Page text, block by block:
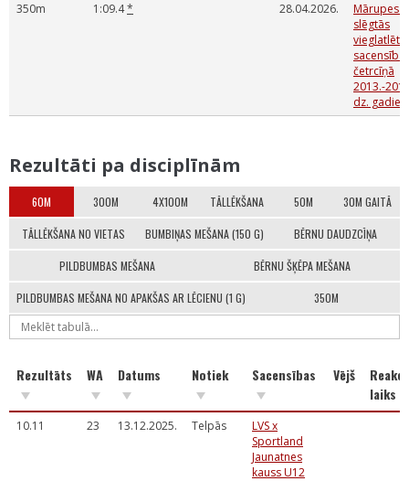
350m
1:09.4* 28.04.2026.
Mārupes
slēgtās
četrcīņā
2013.-
dz.
Rezultāti pa disciplīnām
60M 300M 4X100M TĀLLĒKŠANA 50M 30M GAITĀ
TĀLLĒKŠANA NO VIETAS BUMBIŅAS MEŠANA (150 G) BĒRNU DAUDZCĪŅA
PILDBUMBAS MEŠANA BĒRNU ŠĶĒPA MEŠANA
PILDBUMBAS MEŠANA NO APAKŠAS AR LĒCIENU (1 G) 350M
Rezultāts WA Datums Notiek Sacensības Vējš
laiks
10.11 23 13.12.2025. Telpās
LVS x
Sportland
Jaunatnes
kauss U12